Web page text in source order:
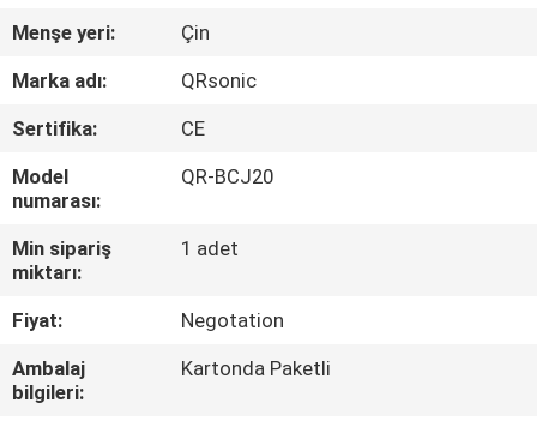
FABRIKA
KALITE
BIZE
ULAŞIN
Menşe yeri:
Çin
Marka adı:
QRsonic
Sertifika:
CE
Model
numarası:
QR-BCJ20
Min sipariş
miktarı:
1 adet
Fiyat:
Negotation
Ambalaj
bilgileri:
Kartonda Paketli